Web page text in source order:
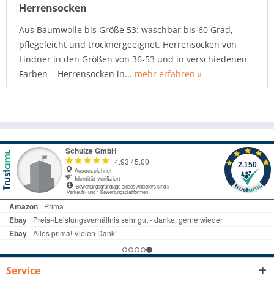
Herrensocken
Aus Baumwolle bis Größe 53: waschbar bis 60 Grad,
pflegeleicht und trocknergeeignet. Herrensocken von
Lindner in den Größen von 36-53 und in verschiedenen
Farben Herrensocken in... mehr erfahren »
Service